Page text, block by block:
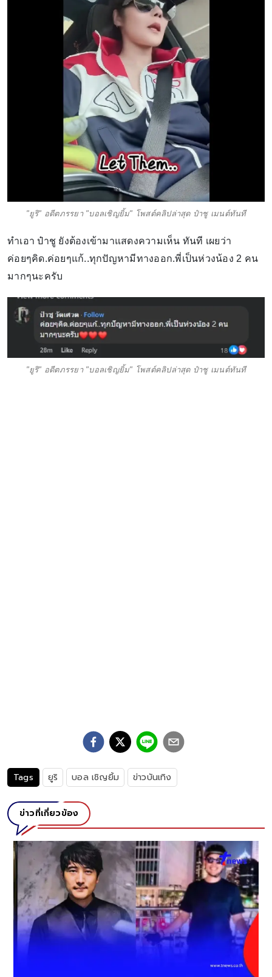
"ยูริ" อดีตภรรยา "บอลเชิญยิ้ม" โพสต์คลิปล่าสุด ป๋าชู เมนต์ทันที
ทำเอา ป๋าชู ยังต้องเข้ามาแสดงความเห็น ทันที เผยว่า
ค่อยๆคิด.ค่อยๆแก้..ทุกปัญหามีทางออก.พี่เป็นห่วงน้อง 2 คน
มากๆนะครับ
"ยูริ" อดีตภรรยา "บอลเชิญยิ้ม" โพสต์คลิปล่าสุด ป๋าชู เมนต์ทันที
Tags ยูริ บอล เชิญยิ้ม ข่าวบันเทิง
ข่าวที่เกี่ยวข้อง